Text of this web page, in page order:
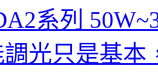
系列
調光只是基本